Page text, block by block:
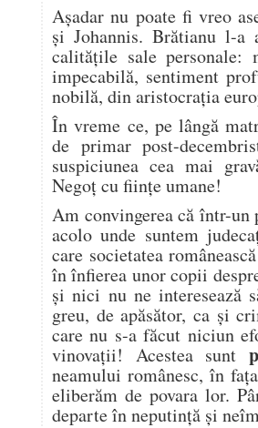
Așadar nu poate fi vreo
și Johannis. Brătianu l-a
calitățile sale
impecabilă, sentiment
nobilă, din aristocrația
În vreme ce, pe lângă
de primar post-
suspiciunea cea mai
Negoț cu ființe umane!
Am convingerea că într-un
acolo unde suntem
care societatea
în înfierea unor copii
și nici nu ne interesează
greu, de apăsător, ca și
care nu s-a făcut niciun
vinovații! Acestea sunt
neamului românesc, în
eliberăm de povara lor.
departe în neputință și